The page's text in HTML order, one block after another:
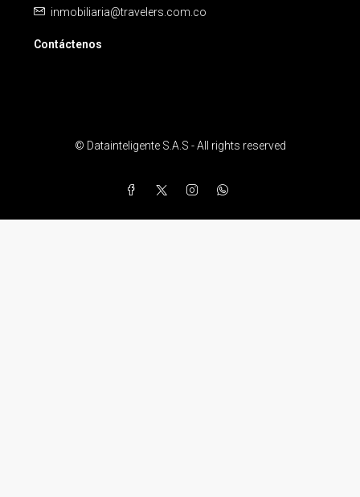
inmobiliaria@travelers.com.co
Contáctenos
© Datainteligente S.A.S - All rights reserved